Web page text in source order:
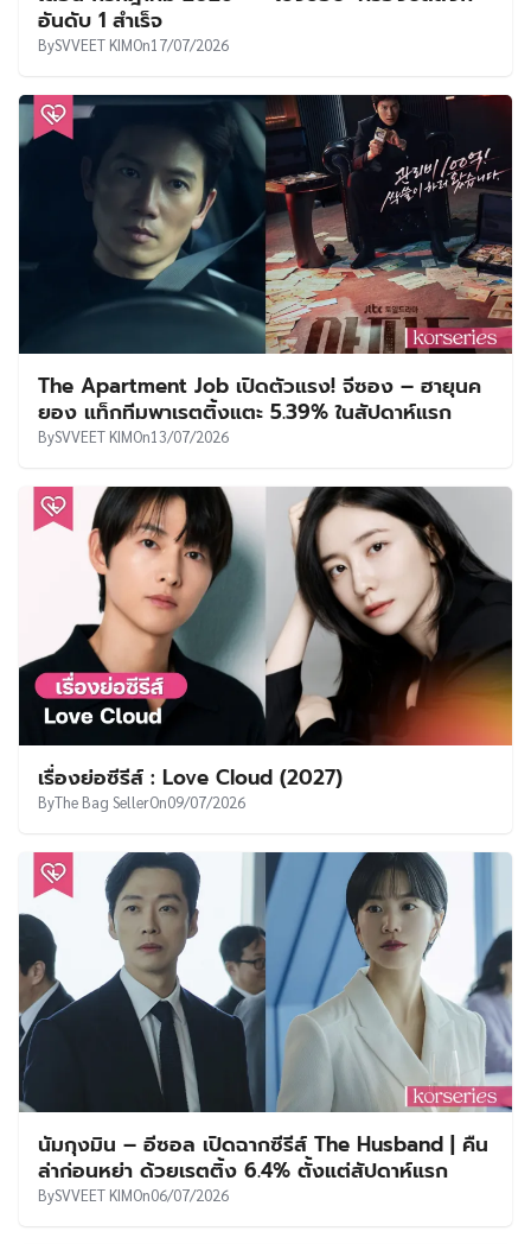
ยอง แท็กทีมพาเรตติ้งแตะ 5.39% ในสัปดาห์แรก
BySVVEET KIM 13/07/2026
ByThe Bag SellerOn09/07/2026
ล่าก่อนหย่า ด้วยเรตติ้ง 6.4% ตั้งแต่สัปดาห์แรก
BySVVEET KIMOn 06/07/2026